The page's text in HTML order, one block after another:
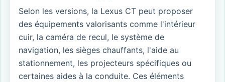
Selon les versions, la Lexus CT peut proposer
des équipements valorisants comme l'intérieur
cuir, la caméra de recul, le système de
navigation, les sièges chauffants, l'aide au
stationnement, les projecteurs spécifiques ou
certaines aides à la conduite. Ces éléments